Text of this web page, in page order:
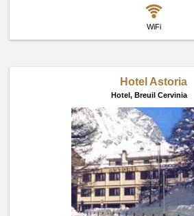
WiFi
Hotel Astoria
Hotel, Breuil Cervinia